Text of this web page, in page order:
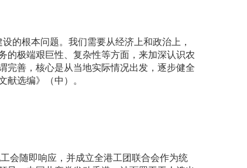
根本问题。我们需要从经济上和政治上，
的极端艰巨性、复杂性等方面，来加深认识农
完善，核心是从当地实际情况出发，逐步健全
献选编》（中）。
会随即响应，并成立全港工团联合会作为统